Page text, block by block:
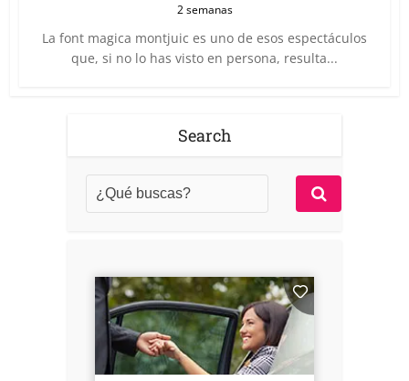
2 semanas
La font magica montjuic es uno de esos espectáculos
que, si no lo has visto en persona, resulta...
Search